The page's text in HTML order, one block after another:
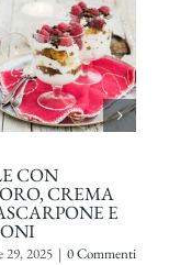
CON
CREMA
E
29, 2025 | 0 Commenti